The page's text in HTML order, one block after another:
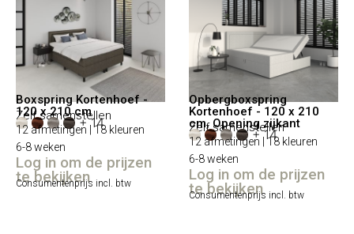
Boxspring Kortenhoef -
120 x 210 cm
Zelf samenstellen
+ 14
12 afmetingen | 18 kleuren
6-8 weken
Log in om de prijzen
te bekijken
Consumentenprijs incl. btw
Opbergboxspring
Kortenhoef - 120 x 210
cm, Opening zijkant
Zelf samenstellen
+ 14
12 afmetingen | 18 kleuren
6-8 weken
Log in om de prijzen
te bekijken
Consumentenprijs incl. btw